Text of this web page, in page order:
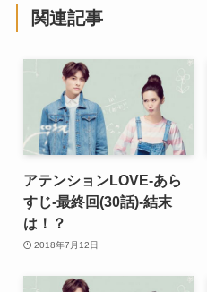
関連記事
アテンションLOVE-あら
すじ-最終回(30話)-結末
は！？
2018年7月12日